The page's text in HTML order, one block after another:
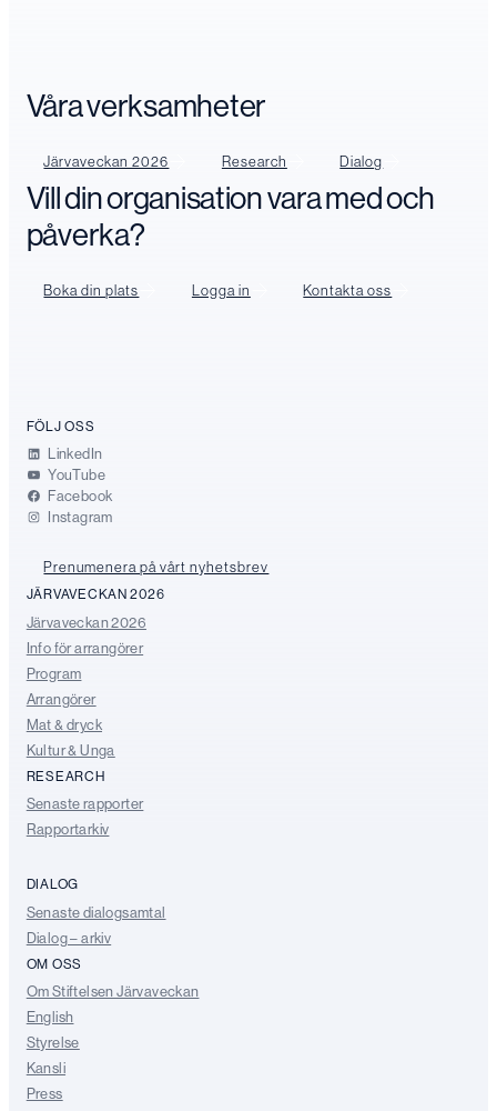
Våra verksamheter
Järvaveckan 2026 Research Dialog
Vill din organisation vara med och
påverka?
Boka din plats Logga in Kontakta oss
FÖLJ OSS
LinkedIn
YouTube
Facebook
Instagram
Prenumenera på vårt nyhetsbrev
JÄRVAVECKAN 2026
Järvaveckan 2026
Info för arrangörer
Program
Arrangörer
Mat & dryck
Kultur & Unga
RESEARCH
Senaste rapporter
Rapportarkiv
DIALOG
Senaste dialogsamtal
Dialog – arkiv
OM OSS
Om Stiftelsen Järvaveckan
English
Styrelse
Kansli
Press